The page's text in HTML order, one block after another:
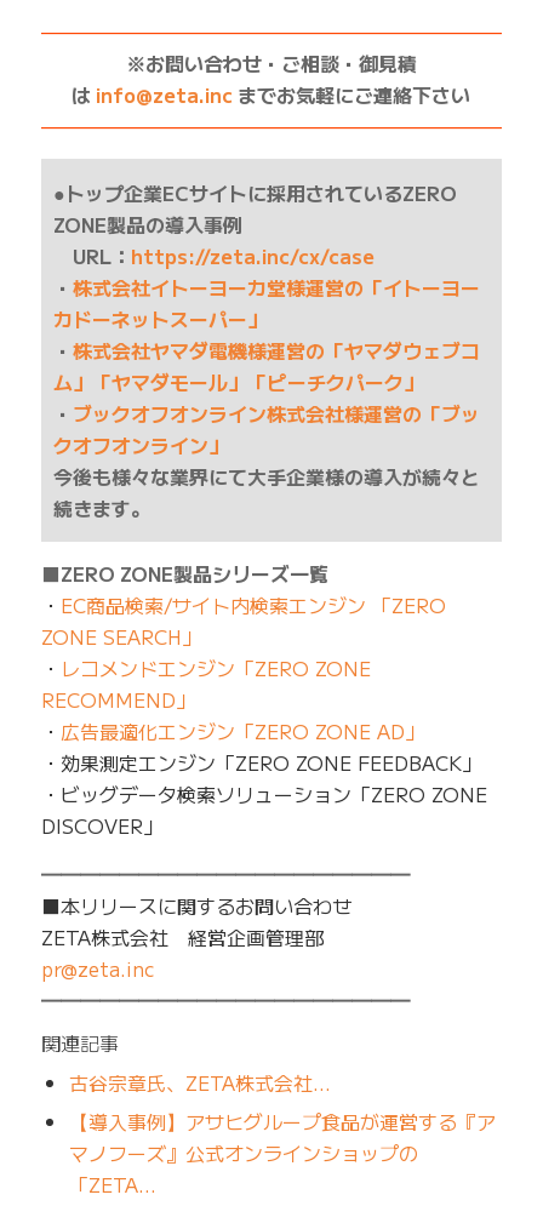
※お問い合わせ・ご相談・御見積
は info@zeta.inc までお気軽にご連絡下さい
●トップ企業ECサイトに採用されているZERO
ZONE製品の導入事例
URL： https://zeta.inc/cx/case
・ 株式会社イトーヨーカ堂様運営の「イトーヨー
カドーネットスーパー」
・ 株式会社ヤマダ電機様運営の「ヤマダウェブコ
ム」「ヤマダモール」「ピーチクパーク」
・ ブックオフオンライン株式会社様運営の「ブッ
クオフオンライン」
今後も様々な業界にて大手企業様の導入が続々と
続きます。
■ZERO ZONE製品シリーズ一覧
・ EC商品検索/サイト内検索エンジン 「ZERO
ZONE SEARCH」
・ レコメンドエンジン「ZERO ZONE
RECOMMEND」
・ 広告最適化エンジン「ZERO ZONE AD」
・効果測定エンジン「ZERO ZONE FEEDBACK」
・ビッグデータ検索ソリューション「ZERO ZONE
DISCOVER」
━━━━━━━━━━━━━━━━━━━
■本リリースに関するお問い合わせ
ZETA株式会社 経営企画管理部
pr@zeta.inc
━━━━━━━━━━━━━━━━━━━
関連記事
古谷宗章氏、ZETA株式会社…
【導入事例】アサヒグループ食品が運営する『ア
マノフーズ』公式オンラインショップの
「ZETA…